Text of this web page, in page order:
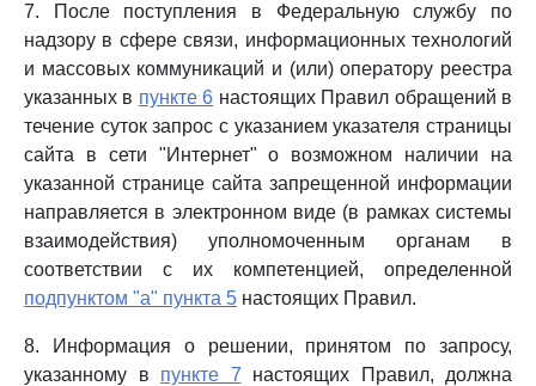
7. После поступления в Федеральную службу по
надзору в сфере связи, информационных технологий
и массовых коммуникаций и (или) оператору реестра
указанных в пункте 6 настоящих Правил обращений в
течение суток запрос с указанием указателя страницы
сайта в сети "Интернет" о возможном наличии на
указанной странице сайта запрещенной информации
направляется в электронном виде (в рамках системы
взаимодействия) уполномоченным органам в
соответствии с их компетенцией, определенной
подпунктом "а" пункта 5 настоящих Правил.
8. Информация о решении, принятом по запросу,
указанному в пункте 7 настоящих Правил, должна